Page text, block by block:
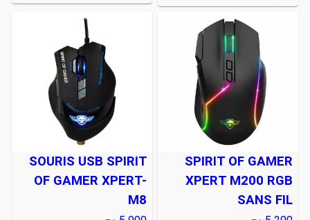
SPIRIT OF GAMER
XPERT M200 RGB
SANS FIL
SOURIS USB SPIRIT
OF GAMER XPERT-
M8